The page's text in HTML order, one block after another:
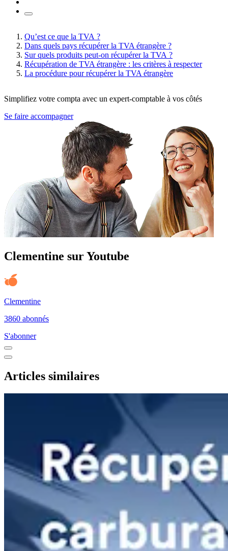
Qu’est ce que la TVA ?
Dans quels pays récupérer la TVA étrangère ?
Sur quels produits peut-on récupérer la TVA ?
Récupération de TVA étrangère : les critères à respecter
La procédure pour récupérer la TVA étrangère
Simplifiez votre compta avec un expert-comptable à vos côtés
Se faire accompagner
Clementine sur Youtube
Clementine
3860 abonnés
S'abonner
Articles similaires